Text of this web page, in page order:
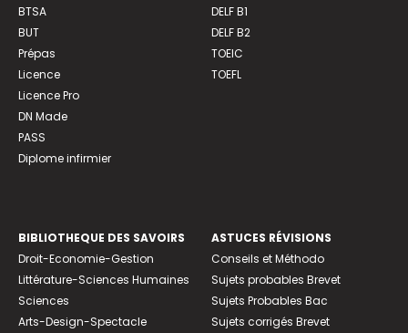
BTSA
BUT
Prépas
Licence
Licence Pro
DN Made
PASS
Diplome infirmier
DELF B1
DELF B2
TOEIC
TOEFL
BIBLIOTHEQUE DES SAVOIRS
Droit-Economie-Gestion
Littérature-Sciences Humaines
Sciences
Arts-Design-Spectacle
ASTUCES RÉVISIONS
Conseils et Méthodo
Sujets probables Brevet
Sujets Probables Bac
Sujets corrigés Brevet